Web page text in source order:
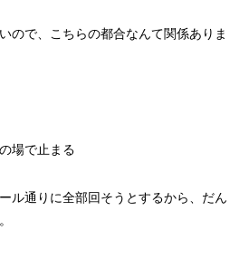
ので、こちらの都合なんて関係ありま
場で止まる
ル通りに全部回そうとするから、だん